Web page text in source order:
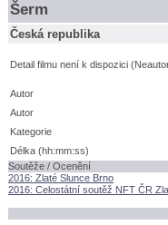
erm
Česká republika
Detail filmu není k dispozici
Autor
Autor
Kategorie
Délka (hh:mm:ss)
Soutěže / Ocenění
2016: Zlaté Slunce Brno
2016: Celostátní soutěž NFT ČR